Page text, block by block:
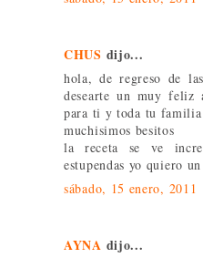
CHUS dijo...
hola, de regreso de
desearte un muy
para ti y toda tu familia
muchisimos besitos
la receta se ve
estupendas yo quiero
sábado, 15 enero, 2011
AYNA dijo...